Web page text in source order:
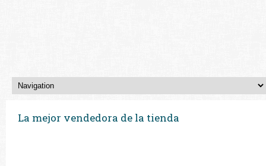
La mejor vendedora de la tienda